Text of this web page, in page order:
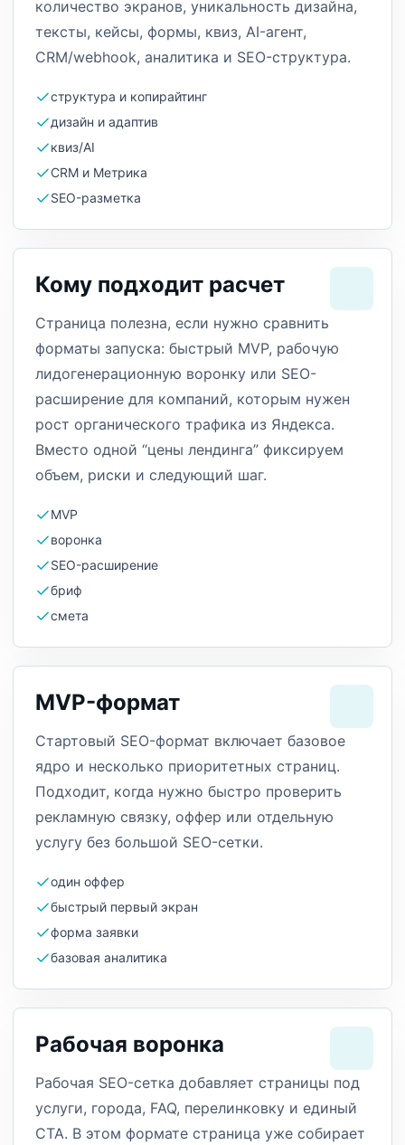
количество экранов, уникальность дизайна,
тексты, кейсы, формы, квиз, AI-агент,
CRM/webhook, аналитика и SEO-структура.
структура и копирайтинг
дизайн и адаптив
квиз/AI
CRM и Метрика
SEO-разметка
Кому подходит расчет
Страница полезна, если нужно сравнить
форматы запуска: быстрый MVP, рабочую
лидогенерационную воронку или SEO-
расширение для компаний, которым нужен
рост органического трафика из Яндекса.
Вместо одной “цены лендинга” фиксируем
объем, риски и следующий шаг.
MVP
воронка
SEO-расширение
бриф
смета
MVP-формат
Стартовый SEO-формат включает базовое
ядро и несколько приоритетных страниц.
Подходит, когда нужно быстро проверить
рекламную связку, оффер или отдельную
услугу без большой SEO-сетки.
один оффер
быстрый первый экран
форма заявки
базовая аналитика
Рабочая воронка
Рабочая SEO-сетка добавляет страницы под
услуги, города, FAQ, перелинковку и единый
CTA. В этом формате страница уже собирает